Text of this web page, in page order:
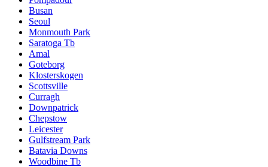
Busan
Seoul
Monmouth Park
Saratoga Tb
Amal
Goteborg
Klosterskogen
Scottsville
Curragh
Downpatrick
Chepstow
Leicester
Gulfstream Park
Batavia Downs
Woodbine Tb